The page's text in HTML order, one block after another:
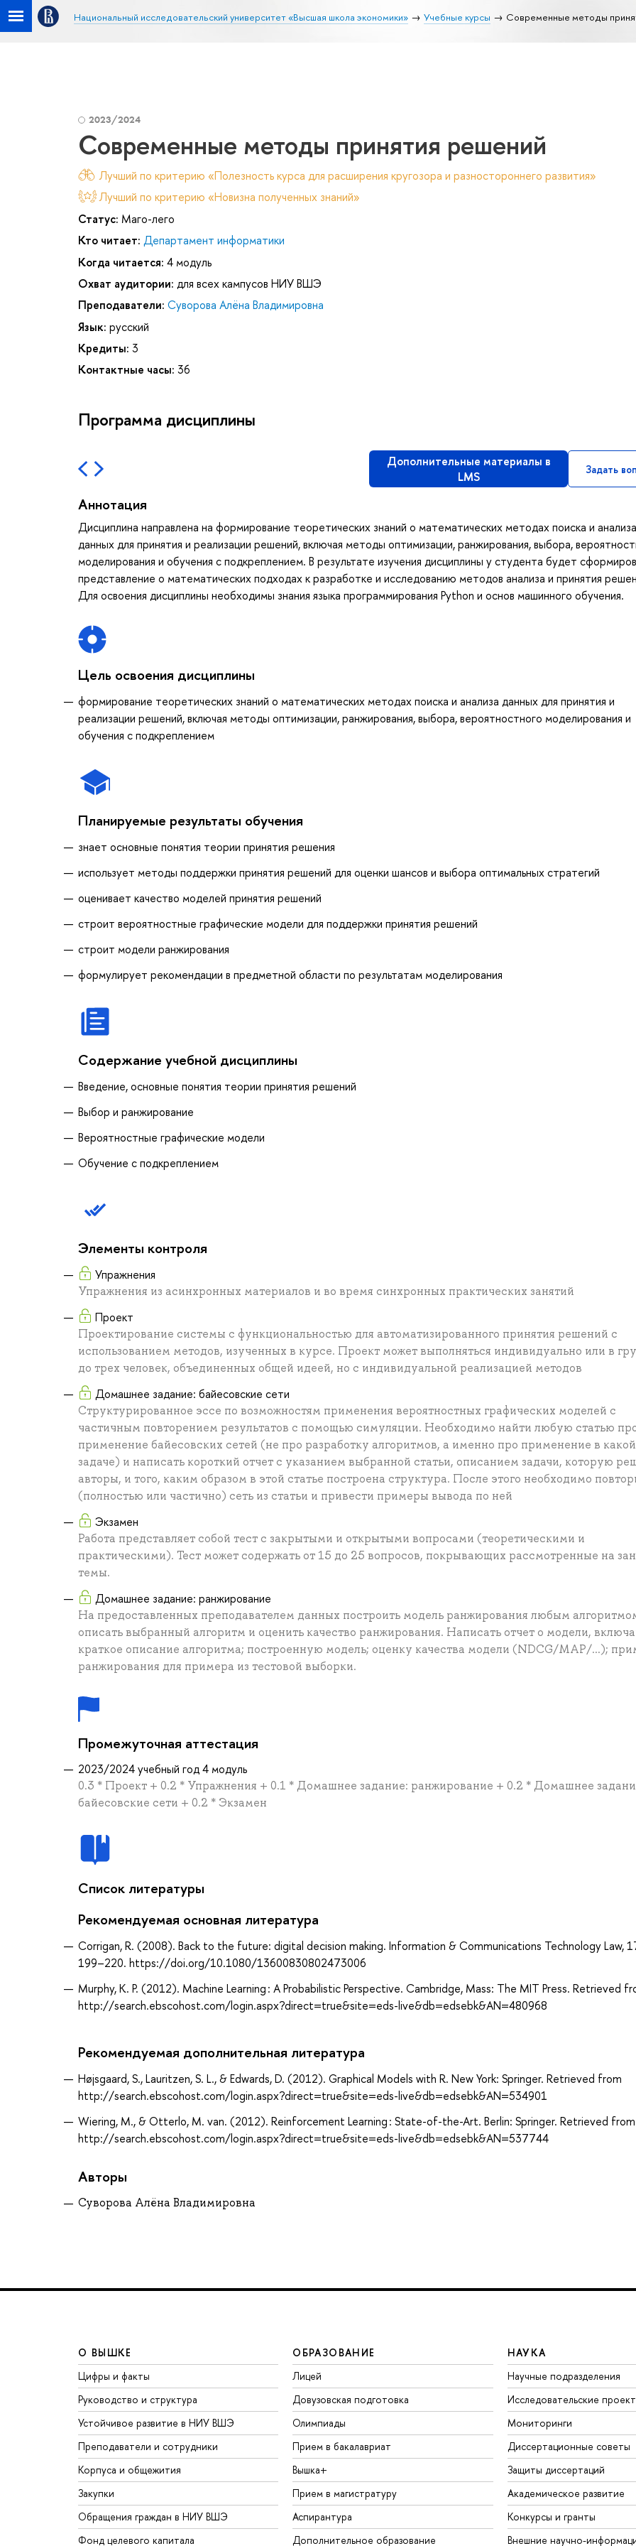
Национальный исследовательский университет «Высшая школа экономики» Учебные курсы Современные методы
2023/2024
Современные методы принятия решений
Лучший по критерию «Полезность курса для расширения кругозора и разностороннего развития»
Лучший по критерию «Новизна полученных знаний»
Статус: Маго-лего
Кто читает: Департамент информатики
Когда читается: 4 модуль
Охват аудитории: для всех кампусов НИУ ВШЭ
Преподаватели: Суворова Алёна Владимировна
Язык: русский
Кредиты: 3
Контактные часы: 36
Программа дисциплины
Дополнительные материалы в
LMS
Задать
Аннотация
Дисциплина направлена на формирование теоретических знаний о математических методах поиска и анализа
данных для принятия и реализации решений, включая методы оптимизации, ранжирования, выбора,
моделирования и обучения с подкреплением. В результате изучения дисциплины у студента будет
представление о математических подходах к разработке и исследованию методов анализа и принятия
Для освоения дисциплины необходимы знания языка программирования Python и основ машинного обучения.
Цель освоения дисциплины
формирование теоретических знаний о математических методах поиска и анализа данных для принятия и
реализации решений, включая методы оптимизации, ранжирования, выбора, вероятностного моделирования и
обучения с подкреплением
Планируемые результаты обучения
знает основные понятия теории принятия решения
использует методы поддержки принятия решений для оценки шансов и выбора оптимальных стратегий
оценивает качество моделей принятия решений
строит вероятностные графические модели для поддержки принятия решений
строит модели ранжирования
формулирует рекомендации в предметной области по результатам моделирования
Содержание учебной дисциплины
Введение, основные понятия теории принятия решений
Выбор и ранжирование
Вероятностные графические модели
Обучение с подкреплением
Элементы контроля
Упражнения
Упражнения из асинхронных материалов и во время синхронных практических занятий
Проект
Проектирование системы с функциональностью для автоматизированного принятия решений с
использованием методов, изученных в курсе. Проект может выполняться индивидуально или в
до трех человек, объединенных общей идеей, но с индивидуальной реализацией методов
Домашнее задание: байесовские сети
Структурированное эссе по возможностям применения вероятностных графических моделей с
частичным повторением результатов с помощью симуляции. Необходимо найти любую статью
применение байесовских сетей (не про разработку алгоритмов, а именно про применение в
задаче) и написать короткий отчет с указанием выбранной статьи, описанием задачи, которую
авторы, и того, каким образом в этой статье построена структура. После этого необходимо
(полностью или частично) сеть из статьи и привести примеры вывода по ней
Экзамен
Работа представляет собой тест с закрытыми и открытыми вопросами (теоретическими и
практическими). Тест может содержать от 15 до 25 вопросов, покрывающих рассмотренные на
темы.
Домашнее задание: ранжирование
На предоставленных преподавателем данных построить модель ранжирования любым
описать выбранный алгоритм и оценить качество ранжирования. Написать отчет о модели,
краткое описание алгоритма; построенную модель; оценку качества модели (NDCG/MAP/...);
ранжирования для примера из тестовой выборки.
Промежуточная аттестация
2023/2024 учебный год 4 модуль
0.3 * Проект + 0.2 * Упражнения + 0.1 * Домашнее задание: ранжирование + 0.2 * Домашнее
байесовские сети + 0.2 * Экзамен
Список литературы
Рекомендуемая основная литература
Corrigan, R. (2008). Back to the future: digital decision making. Information & Communications Technology Law,
199–220. https://doi.org/10.1080/13600830802473006
Murphy, K. P. (2012). Machine Learning : A Probabilistic Perspective. Cambridge, Mass: The MIT Press. Retrieved
http://search.ebscohost.com/login.aspx?direct=true&site=eds-live&db=edsebk&AN=480968
Рекомендуемая дополнительная литература
Højsgaard, S., Lauritzen, S. L., & Edwards, D. (2012). Graphical Models with R. New York: Springer. Retrieved from
http://search.ebscohost.com/login.aspx?direct=true&site=eds-live&db=edsebk&AN=534901
Wiering, M., & Otterlo, M. van. (2012). Reinforcement Learning : State-of-the-Art. Berlin: Springer. Retrieved from
http://search.ebscohost.com/login.aspx?direct=true&site=eds-live&db=edsebk&AN=537744
Авторы
Суворова Алёна Владимировна
О ВЫШКЕ
Цифры и факты
Руководство и структура
Устойчивое развитие в НИУ ВШЭ
Преподаватели и сотрудники
Корпуса и общежития
Закупки
Обращения граждан в НИУ ВШЭ
Фонд целевого капитала
ОБРАЗОВАНИЕ
Лицей
Довузовская подготовка
Олимпиады
Прием в бакалавриат
Вышка+
Прием в магистратуру
Аспирантура
Дополнительное образование
НАУКА
Научные подразделения
Исследовательские
Мониторинги
Диссертационные советы
Защиты диссертаций
Академическое развитие
Конкурсы и гранты
Внешние научно-